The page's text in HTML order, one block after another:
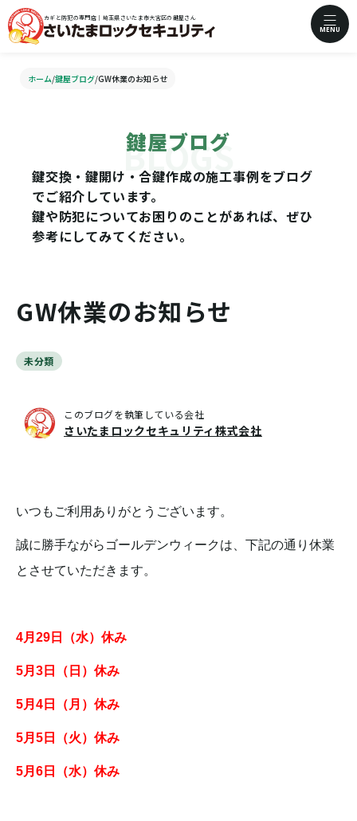
カギと防犯の専門店｜埼玉県さいたま市大宮区の鍵屋さん
MENU
ホーム/鍵屋ブログ/GW休業のお知らせ
鍵屋ブログ
鍵交換・鍵開け・合鍵作成の施工事例をブログ
でご紹介しています。
鍵や防犯についてお困りのことがあれば、ぜひ
参考にしてみてください。
GW休業のお知らせ
未分類
このブログを執筆している会社
さいたまロックセキュリティ株式会社
いつもご利用ありがとうございます。
誠に勝手ながらゴールデンウィークは、下記の通り休業
とさせていただきます。
4月29日（水）休み
5月3日（日）休み
5月4日（月）休み
5月5日（火）休み
5月6日（水）休み